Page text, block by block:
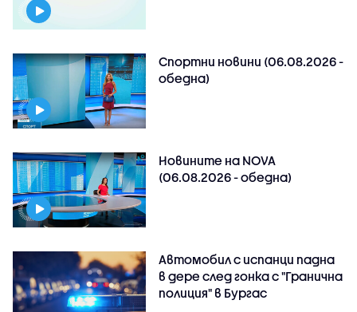
Спортни новини (06.08.2026 -
обедна)
Новините на NOVA
(06.08.2026 - обедна)
Автомобил с испанци падна
в дере след гонка с "Гранична
полиция" в Бургас